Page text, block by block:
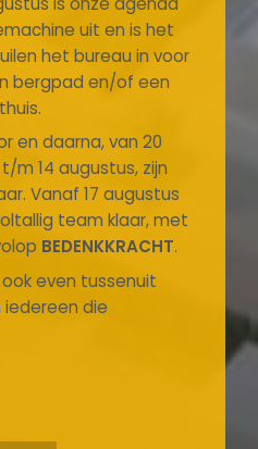
uit en is het
het bureau in voor
bergpad en/of een
en daarna, van 20
m 14 augustus, zijn
Vanaf 17 augustus
team klaar, met
BEDENKKRACHT.
even tussenuit
iedereen die